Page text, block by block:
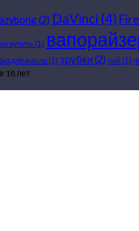
(2) DaVinci (4)
купить (1)
для масла (1) трубки(2) чай (1)
18 лет